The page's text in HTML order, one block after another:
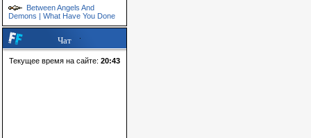
Between Angels And
Demons | What Have You Done
Чат
Текущее время на сайте: 20:43